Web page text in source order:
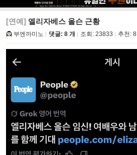
[연예] 엘리자베스 올슨 근황
부엔까미노 댓글: 8 개 조회: 23833 추천: 8